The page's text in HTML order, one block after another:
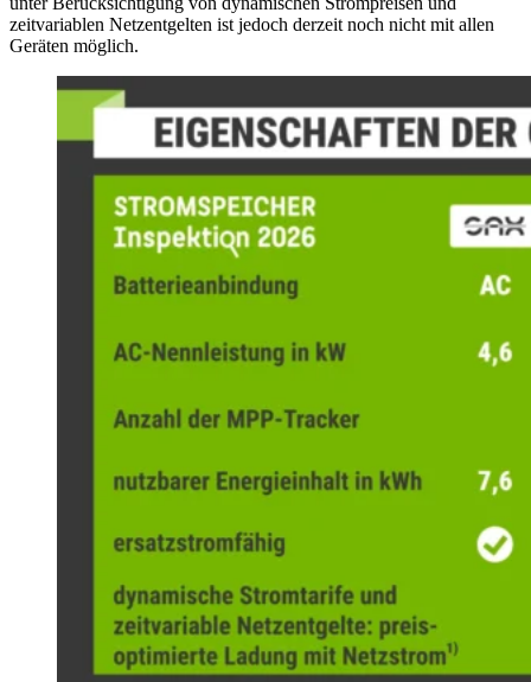
zeitvariablen Netzentgelten ist jedoch derzeit noch nicht mit allen
Geräten möglich.